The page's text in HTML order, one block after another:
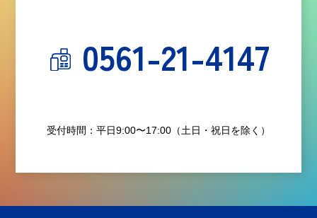
0561-21-4147
受付時間：平日9:00〜17:00（土日・祝日を除く）